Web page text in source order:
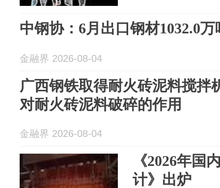
中钢协：6月出口钢材1032.0
金融界 2026-08-04
广西钢铁取得耐火砖泥料搅拌
对耐火砖泥料破碎的作用
金融界 2026-08-04
《2026年国
计》出炉